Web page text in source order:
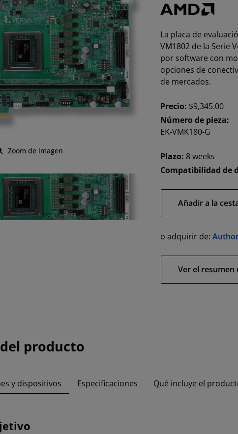
Zoom de imagen
La placa de
VM1802 de la Serie
por software con
opciones de
de mercados.
Precio: $9,345.00
Número de pieza:
EK-VMK180-G
Plazo: 8 weeks
Compatibilidad de
Añadir a la
o adquirir de:
Ver el
producto
y dispositivos Especificaciones Qué incluye el